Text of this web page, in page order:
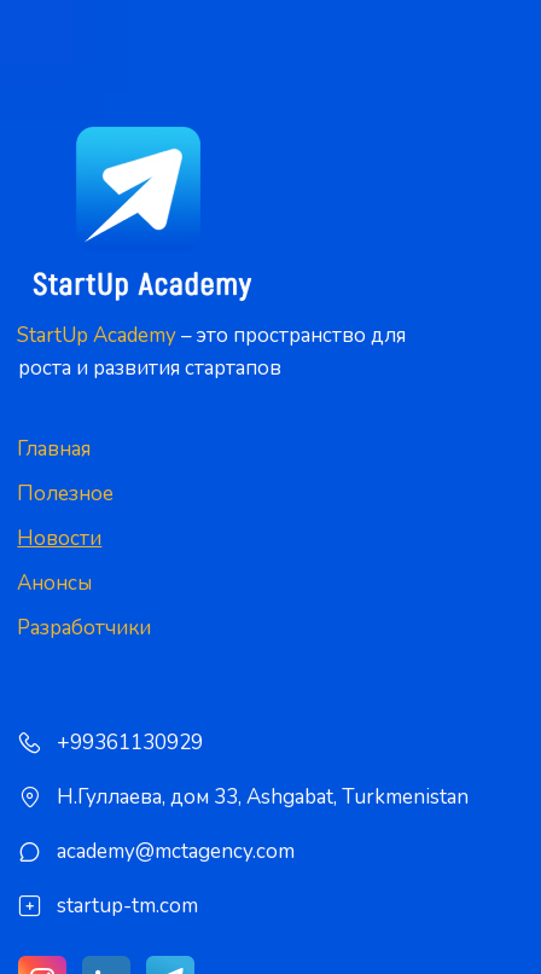
StartUp Academy – это пространство для
роста и развития стартапов
Главная
Полезное
Новости
Анонсы
Разработчики
+99361130929
Н.Гуллаева, дом 33, Ashgabat, Turkmenistan
academy@mctagency.com
startup-tm.com